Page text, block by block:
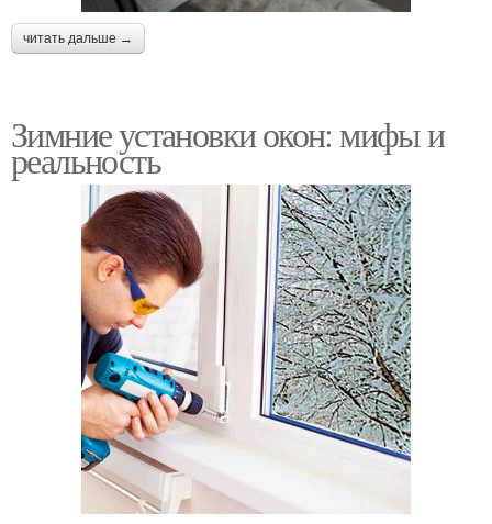
читать дальше →
Зимние установки окон: мифы и
реальность